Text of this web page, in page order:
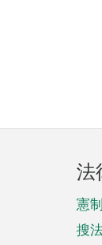
法
憲
搜